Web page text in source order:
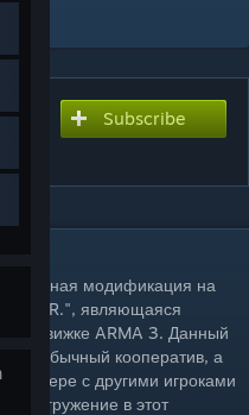
Subscribe
модификация на
являющаяся
на движке ARMA 3. Данный
на обычный кооператив, а
сервере с другими игроками
погружение в этот